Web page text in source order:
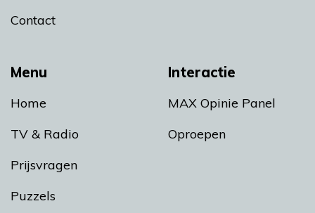
Menu
Home
TV & Radio
Prijsvragen
Puzzels
Interactie
MAX Opinie Panel
Oproepen
Contact